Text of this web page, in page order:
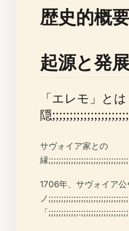
歴史的概
起源と発
「エレモ」とは
隠
サヴォイア家との
縁
1706年、サヴォイア
ノ
「